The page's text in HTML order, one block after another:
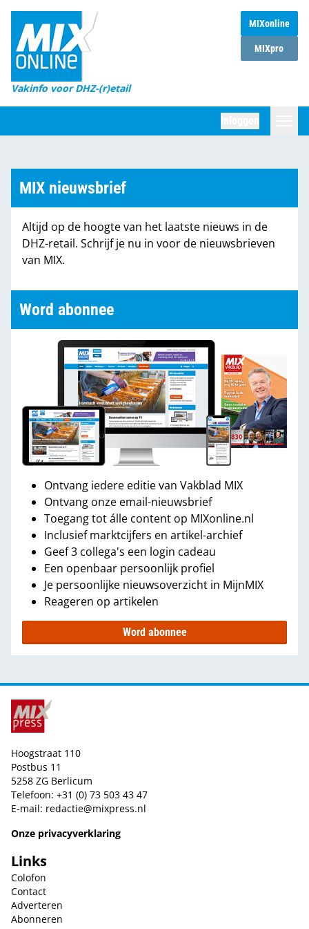
MIXonline
MIXpro
Vakinfo voor DHZ-(r)etail
Home
Magazines
DHZ Sessie
Marktcijfers
Partners
MIX nieuwsbrief
Altijd op de hoogte van het laatste nieuws in de
DHZ-retail. Schrijf je nu in voor de nieuwsbrieven
van MIX.
Word abonnee
Ontvang iedere editie van Vakblad MIX
Ontvang onze email-nieuwsbrief
Toegang tot álle content op MIXonline.nl
Inclusief marktcijfers en artikel-archief
Geef 3 collega's een login cadeau
Een openbaar persoonlijk profiel
Je persoonlijke nieuwsoverzicht in MijnMIX
Reageren op artikelen
Word abonnee
Hoogstraat 110
Postbus 11
5258 ZG Berlicum
Telefoon: +31 (0) 73 503 43 47
E-mail: redactie@mixpress.nl
Onze privacyverklaring
Links
Colofon
Contact
Adverteren
Abonneren